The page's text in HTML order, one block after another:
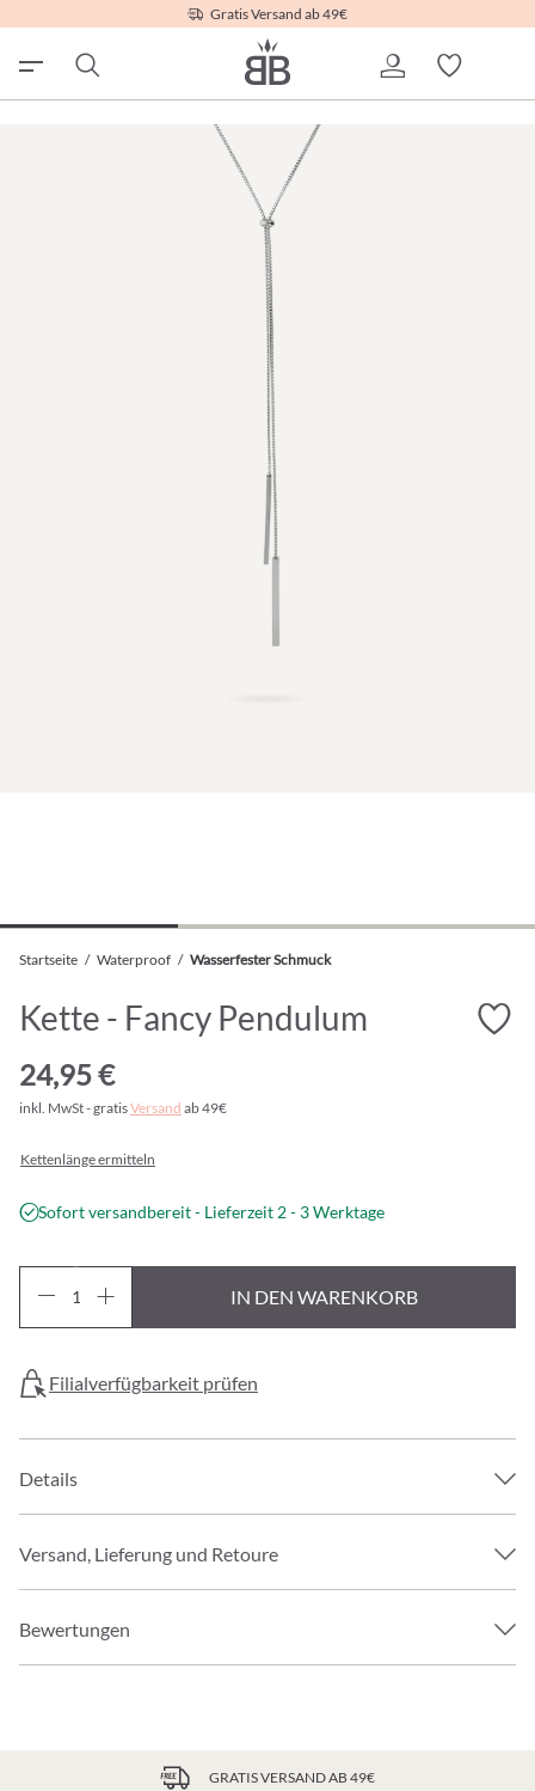
Gratis Versand ab 49€
Startseite / Waterproof / Wasserfester Schmuck
Kette - Fancy Pendulum
24,95 €
inkl. MwSt - gratisVersand ab 49€
Kettenlänge ermitteln
Sofort versandbereit - Lieferzeit 2 - 3 Werktage
IN DEN WARENKORB
Filialverfügbarkeit prüfen
Details
Versand, Lieferung und Retoure
Bewertungen
GRATIS VERSAND AB 49€